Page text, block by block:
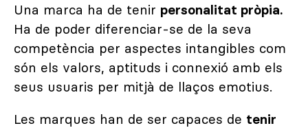
Una marca ha de tenir personalitat pròpia.
Ha de poder diferenciar-se de la seva
competència per aspectes intangibles com
són els valors, aptituds i connexió amb els
seus usuaris per mitjà de llaços emotius.
Les marques han de ser capaces de tenir